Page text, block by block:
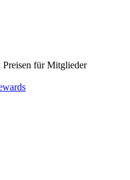
Preisen für Mitglieder